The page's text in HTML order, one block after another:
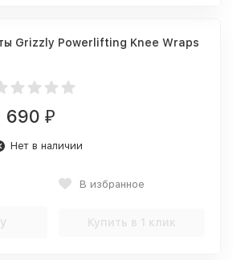
Grizzly Powerlifting Knee Wraps
690 ₽
Нет в наличии
В избранное
Купить в 1 клик